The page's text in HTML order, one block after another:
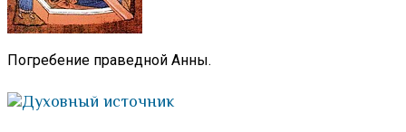
Погребение праведной Анны.
Духовный источник